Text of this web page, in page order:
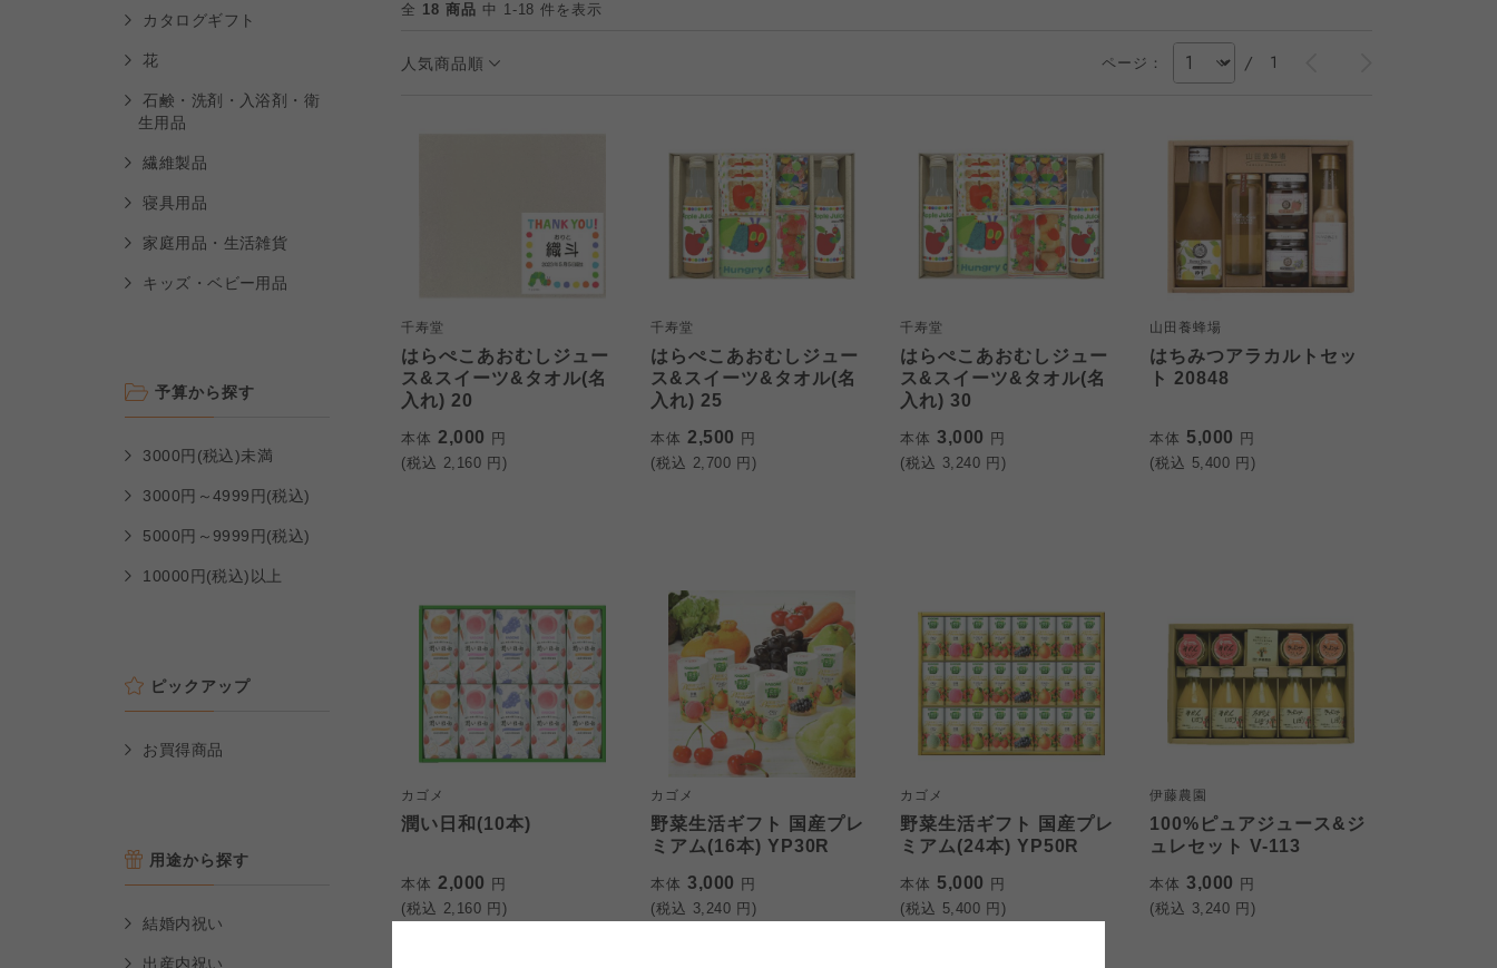
カタログギフト
花
石鹸・洗剤・入浴剤・衛
生用品
繊維製品
寝具用品
家庭用品・生活雑貨
キッズ・ベビー用品
予算から探す
3000円(税込)未満
3000円～4999円(税込)
5000円～9999円(税込)
10000円(税込)以上
ピックアップ
お買得商品
用途から探す
結婚内祝い
出産内祝い
全 18 商品 中 1-18 件を表示
人気商品順 ページ： / 1
千寿堂
はらぺこあおむしジュー
ス&スイーツ&タオル(名
入れ) 20
本体 2,000 円
(税込 2,160 円)
千寿堂
はらぺこあおむしジュー
ス&スイーツ&タオル(名
入れ) 25
本体 2,500 円
(税込 2,700 円)
千寿堂
はらぺこあおむしジュー
ス&スイーツ&タオル(名
入れ) 30
本体 3,000 円
(税込 3,240 円)
山田養蜂場
はちみつアラカルトセッ
ト 20848
本体 5,000 円
(税込 5,400 円)
カゴメ
潤い日和(10本)
本体 2,000 円
(税込 2,160 円)
カゴメ
野菜生活ギフト 国産プレ
ミアム(16本) YP30R
本体 3,000 円
(税込 3,240 円)
カゴメ
野菜生活ギフト 国産プレ
ミアム(24本) YP50R
本体 5,000 円
(税込 5,400 円)
伊藤農園
100%ピュアジュース&ジ
ュレセット V-113
本体 3,000 円
(税込 3,240 円)
ご利用約款（ご利用規約・ご利用規程）について
このサイトは7つの生協から業務委託を受けて、コープきんき事業連合が運営しています。ご自身が加入されている生協が定
個人情報保護方針について
ては、コープ事業連合、ならびに各生協の「個人情報保護方針」にもどづいて、コープ事業連合が適切に管理をおこなってい
特定商取引法に基づく表記について